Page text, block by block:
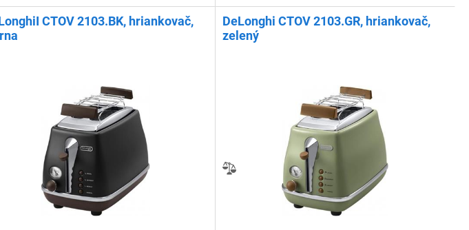
CTOV 2103.BK, hriankovač,
DeLonghi CTOV 2103.GR, hriankovač,
zelený